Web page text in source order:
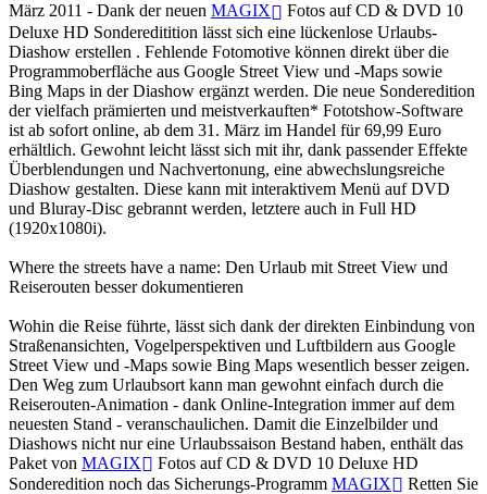
März 2011 - Dank der neuen MAGIX
Fotos auf CD & DVD 10
Deluxe HD Sondereditition lässt sich eine lückenlose Urlaubs-
Diashow erstellen . Fehlende Fotomotive können direkt über die
Programmoberfläche aus Google Street View und -Maps sowie
Bing Maps in der Diashow ergänzt werden. Die neue Sonderedition
der vielfach prämierten und meistverkauften* Fototshow-Software
ist ab sofort online, ab dem 31. März im Handel für 69,99 Euro
erhältlich. Gewohnt leicht lässt sich mit ihr, dank passender Effekte
Überblendungen und Nachvertonung, eine abwechslungsreiche
Diashow gestalten. Diese kann mit interaktivem Menü auf DVD
und Bluray-Disc gebrannt werden, letztere auch in Full HD
(1920x1080i).
Where the streets have a name: Den Urlaub mit Street View und
Reiserouten besser dokumentieren
Wohin die Reise führte, lässt sich dank der direkten Einbindung von
Straßenansichten, Vogelperspektiven und Luftbildern aus Google
Street View und -Maps sowie Bing Maps wesentlich besser zeigen.
Den Weg zum Urlaubsort kann man gewohnt einfach durch die
Reiserouten-Animation - dank Online-Integration immer auf dem
neuesten Stand - veranschaulichen. Damit die Einzelbilder und
Diashows nicht nur eine Urlaubssaison Bestand haben, enthält das
Paket von MAGIX
Fotos auf CD & DVD 10 Deluxe HD
Sonderedition noch das Sicherungs-Programm MAGIX
Retten Sie